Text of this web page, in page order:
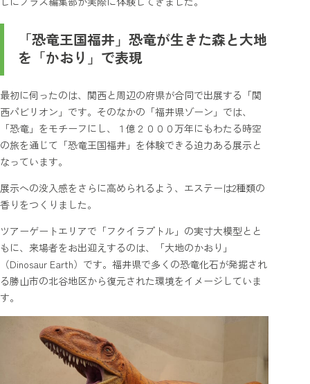
「恐竜王国福井」恐竜が生きた森と大地
を「かおり」で表現
最初に伺ったのは、関西と周辺の府県が合同で出展する「関
西パビリオン」です。そのなかの「福井県ゾーン」では、
「恐竜」をモチーフにし、１億２０００万年にもわたる時空
の旅を通じて「恐竜王国福井」を体験できる迫力ある展示と
なっています。
展示への没入感をさらに高められるよう、エステーは2種類の
香りをつくりました。
ツアーゲートエリアで「フクイラプトル」の実寸大模型とと
もに、来場者をお出迎えするのは、「大地のかおり」
（Dinosaur Earth）です。福井県で多くの恐竜化石が発掘され
る勝山市の北谷地区から復元された環境をイメージしていま
す。